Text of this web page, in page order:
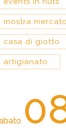
mostra mercato
casa di giotto
artigianato